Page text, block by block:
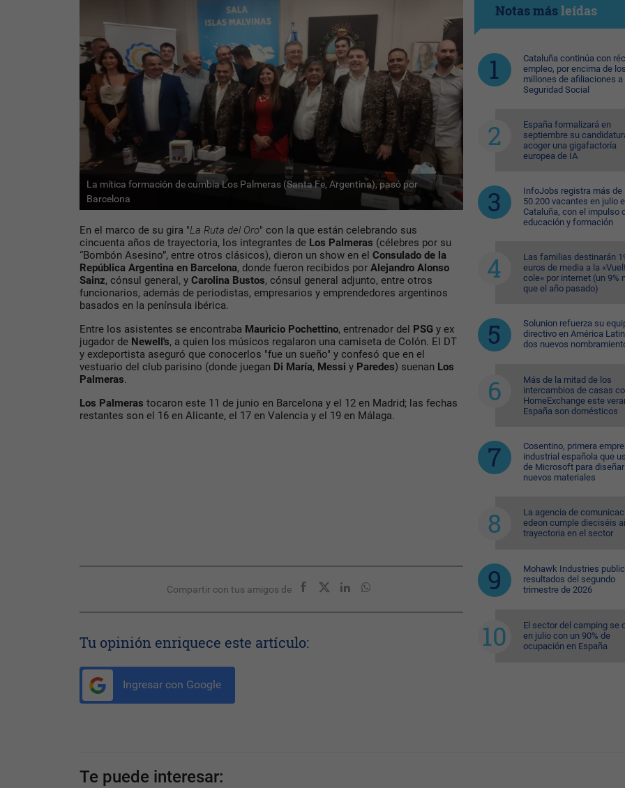
La mítica formación de cumbia Los Palmeras (Santa Fe, Argentina), pasó por
Barcelona
En el marco de su gira "La Ruta del Oro" con la que están celebrando sus
cincuenta años de trayectoria, los integrantes de Los Palmeras (célebres por su
“Bombón Asesino”, entre otros clásicos), dieron un show en el Consulado de la
República Argentina en Barcelona, donde fueron recibidos por Alejandro Alonso
Sainz, cónsul general, y Carolina Bustos, cónsul general adjunto, entre otros
funcionarios, además de periodistas, empresarios y emprendedores argentinos
basados en la península ibérica.
Entre los asistentes se encontraba Mauricio Pochettino, entrenador del PSG y ex
jugador de Newell's, a quien los músicos regalaron una camiseta de Colón. El DT
y exdeportista aseguró que conocerlos "fue un sueño" y confesó que en el
vestuario del club parisino (donde juegan Di María, Messi y Paredes) suenan Los
Palmeras.
Los Palmeras tocaron este 11 de junio en Barcelona y el 12 en Madrid; las fechas
restantes son el 16 en Alicante, el 17 en Valencia y el 19 en Málaga.
Compartir con tus amigos de
Tu opinión enriquece este artículo:
Ingresar con Google
Notas másleídas
Cataluña continúa con
empleo, por encima de
millones de afiliaciones a
Seguridad Social
España formalizará en
septiembre su
acoger una gigafactoría
europea de IA
InfoJobs registra más de
50.200 vacantes en julio
Cataluña, con el impulso
educación y formación
Las familias destinarán
euros de media a la
cole» por internet (un 9%
que el año pasado)
Solunion refuerza su
directivo en América
dos nuevos
Más de la mitad de los
intercambios de casas
HomeExchange este
España son domésticos
Cosentino, primera
industrial española que
de Microsoft para diseñar
nuevos materiales
La agencia de
edeon cumple dieciséis
trayectoria en el sector
Mohawk Industries
resultados del segundo
trimestre de 2026
El sector del camping se
en julio con un 90% de
ocupación en España
Te puede interesar: